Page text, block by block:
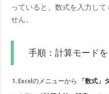
っていると、数式を入力し
せん。
手順：計算モード
Excelのメニューから 「数式」